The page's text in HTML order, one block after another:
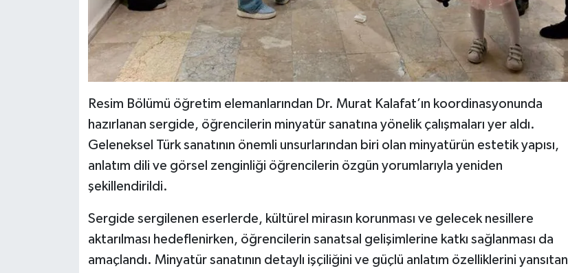
Resim Bölümü öğretim elemanlarından Dr. Murat Kalafat’ın koordinasyonunda
hazırlanan sergide, öğrencilerin minyatür sanatına yönelik çalışmaları yer aldı.
Geleneksel Türk sanatının önemli unsurlarından biri olan minyatürün estetik yapısı,
anlatım dili ve görsel zenginliği öğrencilerin özgün yorumlarıyla yeniden
şekillendirildi.
Sergide sergilenen eserlerde, kültürel mirasın korunması ve gelecek nesillere
aktarılması hedeflenirken, öğrencilerin sanatsal gelişimlerine katkı sağlanması da
amaçlandı. Minyatür sanatının detaylı işçiliğini ve güçlü anlatım özelliklerini yansıtan